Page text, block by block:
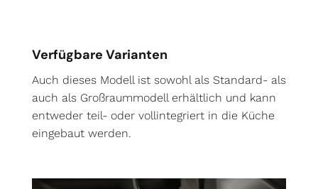
Verfügbare Varianten
Auch dieses Modell ist sowohl als Standard- als
auch als Großraummodell erhältlich und kann
entweder teil- oder vollintegriert in die Küche
eingebaut werden.